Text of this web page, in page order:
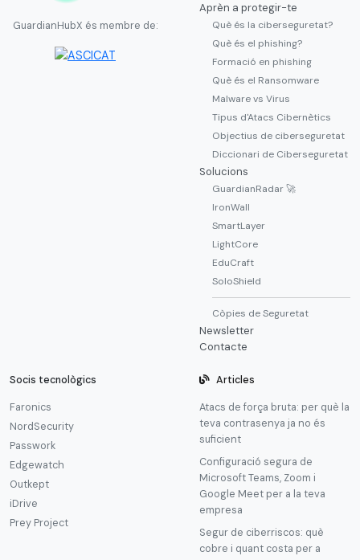
GuardianHubX és membre de:
Aprèn a protegir-te
Què és la ciberseguretat?
Què és el phishing?
Formació en phishing
Què és el Ransomware
Malware vs Virus
Tipus d'Atacs Cibernètics
Objectius de ciberseguretat
Diccionari de Ciberseguretat
Solucions
GuardianRadar 🚀
IronWall
SmartLayer
LightCore
EduCraft
SoloShield
Còpies de Seguretat
Newsletter
Contacte
Socis tecnològics
Faronics
NordSecurity
Passwork
Edgewatch
Outkept
iDrive
Prey Project
Articles
Atacs de força bruta: per què la
teva contrasenya ja no és
suficient
Configuració segura de
Microsoft Teams, Zoom i
Google Meet per a la teva
empresa
Segur de ciberriscos: què
cobre i quant costa per a